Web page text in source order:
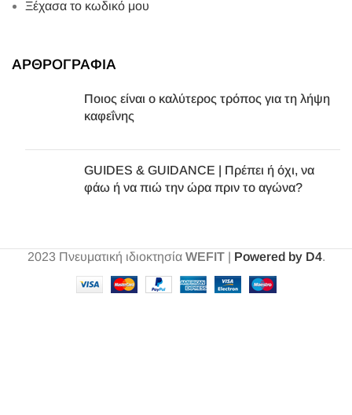
Ξέχασα το κωδικό μου
ΑΡΘΡΟΓΡΑΦΙΑ
Ποιος είναι ο καλύτερος τρόπος για τη λήψη
καφεΐνης
GUIDES & GUIDANCE | Πρέπει ή όχι, να
φάω ή να πιώ την ώρα πριν το αγώνα?
2023 Πνευματική ιδιοκτησία WEFIT| Powered by D4.